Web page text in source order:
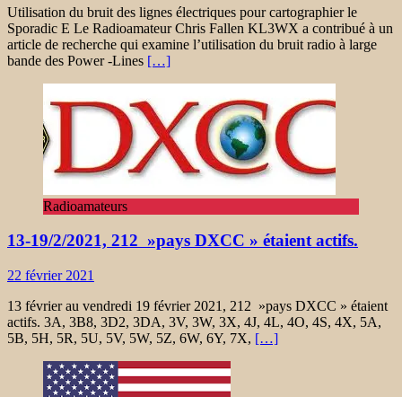
Utilisation du bruit des lignes électriques pour cartographier le
Sporadic E Le Radioamateur Chris Fallen KL3WX a contribué à un
article de recherche qui examine l’utilisation du bruit radio à large
bande des Power ‐Lines […]
Radioamateurs
13-19/2/2021, 212 »pays DXCC » étaient actifs.
22 février 2021
13 février au vendredi 19 février 2021, 212 »pays DXCC » étaient
actifs. 3A, 3B8, 3D2, 3DA, 3V, 3W, 3X, 4J, 4L, 4O, 4S, 4X, 5A,
5B, 5H, 5R, 5U, 5V, 5W, 5Z, 6W, 6Y, 7X, […]